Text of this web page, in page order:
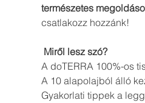
természetes
csatlakozz hozzánk!
Miről lesz szó?
A doTERRA 100%-os
A 10 alapolajból álló
Gyakorlati tippek a